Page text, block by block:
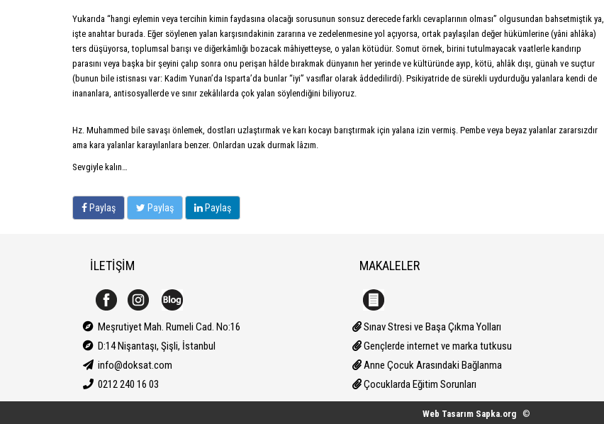
Yukarıda “hangi eylemin veya tercihin kimin faydasına olacağı sorusunun sonsuz derecede farklı cevaplarının olması” olgusundan bahsetmiştik ya,
işte anahtar burada. Eğer söylenen yalan karşısındakinin zararına ve zedelenmesine yol açıyorsa, ortak paylaşılan değer hükümlerine (yâni ahlâka)
ters düşüyorsa, toplumsal barışı ve diğerkâmlığı bozacak mâhiyetteyse, o yalan kötüdür. Somut örnek, birini tutulmayacak vaatlerle kandırıp
parasını veya başka bir şeyini çalıp sonra onu perişan hâlde bırakmak dünyanın her yerinde ve kültüründe ayıp, kötü, ahlâk dışı, günah ve suçtur
(bunun bile istisnası var: Kadim Yunan’da Isparta’da bunlar “iyi” vasıflar olarak âddedilirdi). Psikiyatride de sürekli uydurduğu yalanlara kendi de
inananlara, antisosyallerde ve sınır zekâlılarda çok yalan söylendiğini biliyoruz.
Hz. Muhammed bile savaşı önlemek, dostları uzlaştırmak ve karı kocayı barıştırmak için yalana izin vermiş. Pembe veya beyaz yalanlar zararsızdır
ama kara yalanlar karayılanlara benzer. Onlardan uzak durmak lâzım.
Sevgiyle kalın…
Paylaş Paylaş Paylaş
İLETİŞİM
Meşrutiyet Mah. Rumeli Cad. No:16
D:14 Nişantaşı, Şişli, İstanbul
info@doksat.com
0212 240 16 03
MAKALELER
Sınav Stresi ve Başa Çıkma Yolları
Gençlerde internet ve marka tutkusu
Anne Çocuk Arasındaki Bağlanma
Çocuklarda Eğitim Sorunları
Web Tasarım Sapka.org ©